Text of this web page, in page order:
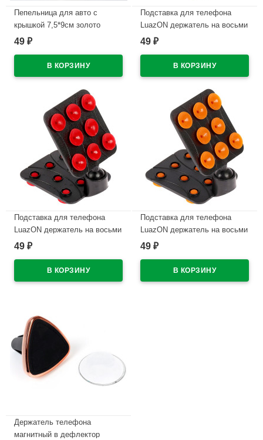
Пепельница для авто с
крышкой 7,5*9см золото
арт.4276646
49 ₽
Подставка для телефона
LuazON держатель на восьми
липучках синий арт.3916119
49 ₽
Подставка для телефона
LuazON держатель на восьми
липучках красный
49 ₽
Подставка для телефона
LuazON держатель на восьми
липучках оранжевый
49 ₽
Держатель телефона
магнитный в дефлектор